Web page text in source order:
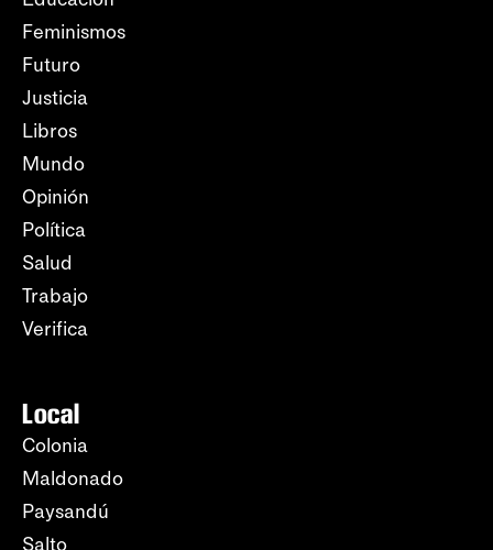
Feminismos
Futuro
Justicia
Libros
Mundo
Opinión
Política
Salud
Trabajo
Verifica
Local
Colonia
Maldonado
Paysandú
Salto